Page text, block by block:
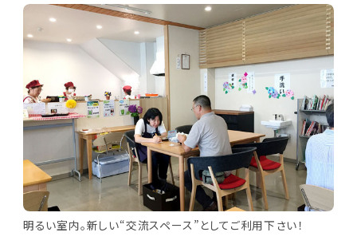
明るい室内。新しい“交流スペース”としてご利用下さい！